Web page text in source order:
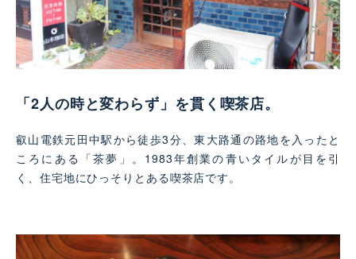
「2人の時と変わらず」を貫く喫茶店。
叡山電鉄元田中駅から徒歩3分、東大路通の路地を入ったと
ころにある「茶夢」。1983年創業の青いタイルが目を引
く、住宅地にひっそりとある喫茶店です。